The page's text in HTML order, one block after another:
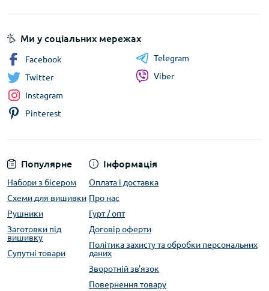
Популярне
Набори з бісером
Схеми для вишивки
Рушники
Заготовки під
вишивку
Супутні товари
Інформація
Оплата і доставка
Про нас
Гурт / опт
Договір оферти
Політика захисту та обробки персональних
даних
Зворотній зв'язок
Повернення товару
Ми у соціальних мережах
Facebook
Twitter
Instagram
Pinterest
Telegram
Viber